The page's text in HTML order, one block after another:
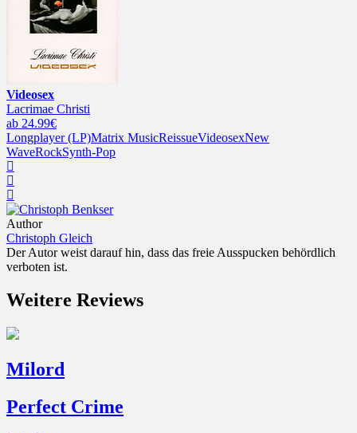
Videosex
Lacrimae Christi
ab 24.99€
Longplayer (LP)Matrix MusicReissueVideosexNew
WaveRockSynth-Pop
Author
Christoph Gleich
Der Autor weist darauf hin, dass das freie Ausspucken behördlich
verboten ist.
Weitere Reviews
Milord
Perfect Crime